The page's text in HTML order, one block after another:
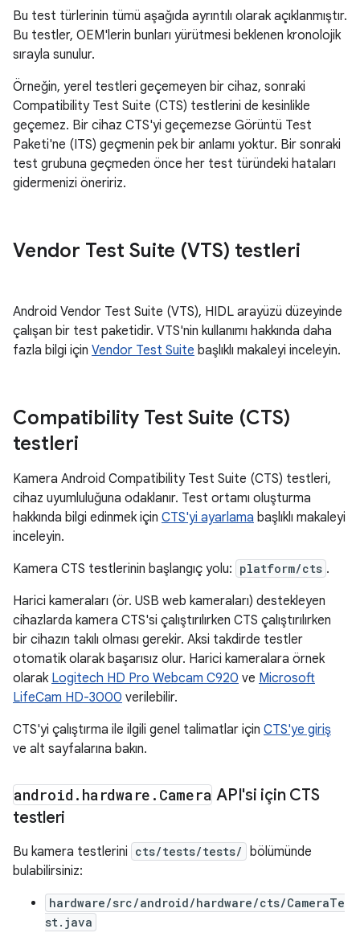
Bu test türlerinin tümü aşağıda ayrıntılı olarak açıklanmıştır.
Bu testler, OEM'lerin bunları yürütmesi beklenen kronolojik
sırayla sunulur.
Örneğin, yerel testleri geçemeyen bir cihaz, sonraki
Compatibility Test Suite (CTS) testlerini de kesinlikle
geçemez. Bir cihaz CTS'yi geçemezse Görüntü Test
Paketi'ne (ITS) geçmenin pek bir anlamı yoktur. Bir sonraki
test grubuna geçmeden önce her test türündeki hataları
gidermenizi öneririz.
Vendor Test Suite (VTS) testleri
Android Vendor Test Suite (VTS), HIDL arayüzü düzeyinde
çalışan bir test paketidir. VTS'nin kullanımı hakkında daha
fazla bilgi için Vendor Test Suite başlıklı makaleyi inceleyin.
Compatibility Test Suite (CTS)
testleri
Kamera Android Compatibility Test Suite (CTS) testleri,
cihaz uyumluluğuna odaklanır. Test ortamı oluşturma
hakkında bilgi edinmek için CTS'yi ayarlama başlıklı makaleyi
inceleyin.
Kamera CTS testlerinin başlangıç yolu: platform/cts .
Harici kameraları (ör. USB web kameraları) destekleyen
cihazlarda kamera CTS'si çalıştırılırken CTS çalıştırılırken
bir cihazın takılı olması gerekir. Aksi takdirde testler
otomatik olarak başarısız olur. Harici kameralara örnek
olarak Logitech HD Pro Webcam C920 ve Microsoft
LifeCam HD-3000 verilebilir.
CTS'yi çalıştırma ile ilgili genel talimatlar için CTS'ye giriş
ve alt sayfalarına bakın.
android . hardware . Camera API'si için CTS
testleri
Bu kamera testlerini cts/tests/tests/ bölümünde
bulabilirsiniz:
hardware/src/android/hardware/cts/CameraTe
st.java